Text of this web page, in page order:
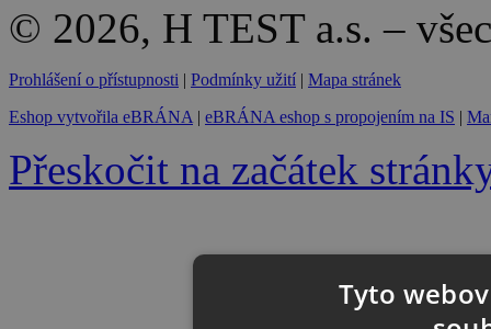
© 2026, H TEST a.s. –
Prohlášení o přístupnosti | Podmínky užití | Mapa stránek
Eshop vytvořila eBRÁNA | eBRÁNA eshop s propojením na IS |
Přeskočit na začátek
Tyto